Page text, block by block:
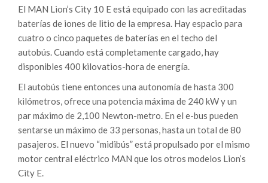
El MAN Lion’s City 10 E está equipado con las acreditadas
baterías de iones de litio de la empresa. Hay espacio para
cuatro o cinco paquetes de baterías en el techo del
autobús. Cuando está completamente cargado, hay
disponibles 400 kilovatios-hora de energía.
El autobús tiene entonces una autonomía de hasta 300
kilómetros, ofrece una potencia máxima de 240 kW y un
par máximo de 2,100 Newton-metro. En el e-bus pueden
sentarse un máximo de 33 personas, hasta un total de 80
pasajeros. El nuevo “midibús” está propulsado por el mismo
motor central eléctrico MAN que los otros modelos Lion’s
City E.